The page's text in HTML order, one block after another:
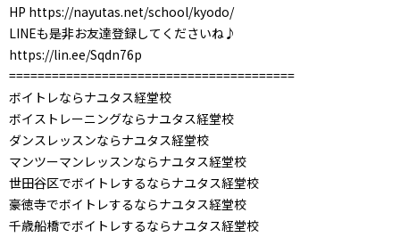
HP https://nayutas.net/school/kyodo/
LINEも是非お友達登録してくださいね♪
https://lin.ee/Sqdn76p
========================================
ボイトレならナユタス経堂校
ボイストレーニングならナユタス経堂校
ダンスレッスンならナユタス経堂校
マンツーマンレッスンならナユタス経堂校
世田谷区でボイトレするならナユタス経堂校
豪徳寺でボイトレするならナユタス経堂校
千歳船橋でボイトレするならナユタス経堂校